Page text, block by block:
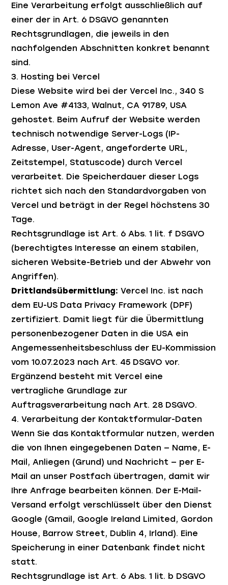
Eine Verarbeitung erfolgt ausschließlich auf
einer der in Art. 6 DSGVO genannten
Rechtsgrundlagen, die jeweils in den
nachfolgenden Abschnitten konkret benannt
sind.
3. Hosting bei Vercel
Diese Website wird bei der Vercel Inc., 340 S
Lemon Ave #4133, Walnut, CA 91789, USA
gehostet. Beim Aufruf der Website werden
technisch notwendige Server-Logs (IP-
Adresse, User-Agent, angeforderte URL,
Zeitstempel, Statuscode) durch Vercel
verarbeitet. Die Speicherdauer dieser Logs
richtet sich nach den Standardvorgaben von
Vercel und beträgt in der Regel höchstens 30
Tage.
Rechtsgrundlage ist Art. 6 Abs. 1 lit. f DSGVO
(berechtigtes Interesse an einem stabilen,
sicheren Website-Betrieb und der Abwehr von
Angriffen).
Drittlandsübermittlung: Vercel Inc. ist nach
dem EU-US Data Privacy Framework (DPF)
zertifiziert. Damit liegt für die Übermittlung
personenbezogener Daten in die USA ein
Angemessenheitsbeschluss der EU-Kommission
vom 10.07.2023 nach Art. 45 DSGVO vor.
Ergänzend besteht mit Vercel eine
vertragliche Grundlage zur
Auftragsverarbeitung nach Art. 28 DSGVO.
4. Verarbeitung der Kontaktformular-Daten
Wenn Sie das Kontaktformular nutzen, werden
die von Ihnen eingegebenen Daten — Name, E-
Mail, Anliegen (Grund) und Nachricht — per E-
Mail an unser Postfach übertragen, damit wir
Ihre Anfrage bearbeiten können. Der E-Mail-
Versand erfolgt verschlüsselt über den Dienst
Google (Gmail, Google Ireland Limited, Gordon
House, Barrow Street, Dublin 4, Irland). Eine
Speicherung in einer Datenbank findet nicht
statt.
Rechtsgrundlage ist Art. 6 Abs. 1 lit. b DSGVO